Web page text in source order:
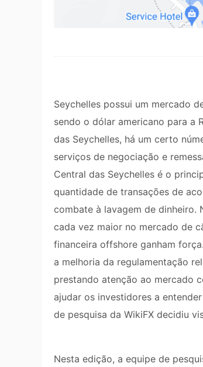
Seychelles possui um mercado
sendo o dólar americano para a
das Seychelles, há um certo
serviços de negociação e
Central das Seychelles é o
quantidade de transações de
combate à lavagem de dinheiro.
cada vez maior no mercado de
financeira offshore ganham
a melhoria da regulamentação
prestando atenção ao mercado
ajudar os investidores a
de pesquisa da WikiFX decidiu
Nesta edição, a equipe de